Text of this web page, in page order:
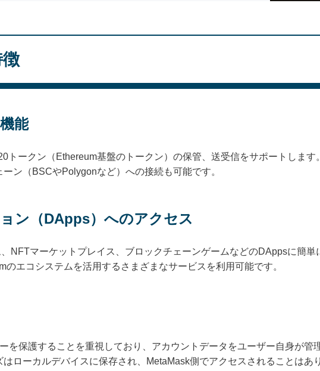
能
トークン（Ethereum基盤のトークン）の保管、送受信をサポートします
ン（BSCやPolygonなど）への接続も可能です。
ン（DApps）へのアクセス
NFTマーケットプレイス、ブロックチェーンゲームなどのDAppsに簡単
エコシステムを活用するさまざまなサービスを利用可能です。
を保護することを重視しており、アカウントデータをユーザー自身が管
ローカルデバイスに保存され、MetaMask側でアクセスされることはあ